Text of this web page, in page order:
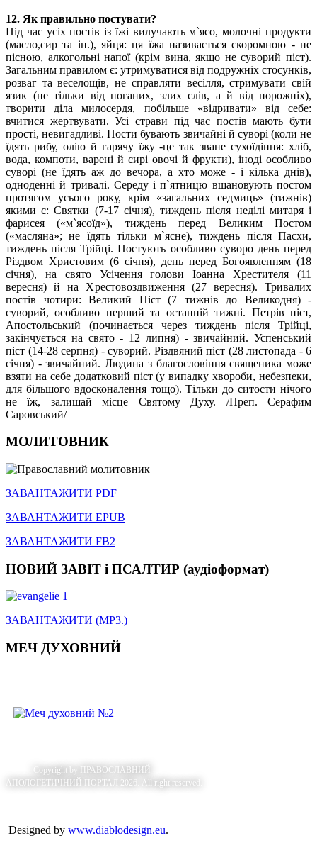
12. Як правильно постувати?
Під час усіх постів із їжі вилучають м`ясо, молочні продукти
(масло,сир та ін.), яйця: ця їжа називається скоромною - не
пісною, алкогольні напої (крім вина, якщо не суворий піст).
Загальним правилом є: утримуватися від подружніх стосунків,
розваг та веселощів, не справляти весілля, стримувати свій
язик (не тільки від поганих, злих слів, а й від порожніх),
творити діла милосердя, побільше «відривати» від себе:
вчитися жертвувати. Усі страви під час постів мають бути
прості, невигадливі. Пости бувають звичайні й суворі (коли не
їдять рибу, олію й гарячу їжу -це так зване сухоїдіння: хліб,
вода, компоти, варені й сирі овочі й фрукти), іноді особливо
суворі (не їдять аж до вечора, а хто може - і кілька днів),
одноденні й тривалі. Середу і п`ятницю вшановують постом
протягом усього року, крім «загальних седмиць» (тижнів)
якими є: Святки (7-17 січня), тиждень після неділі митаря і
фарисея («м`ясоїд»), тиждень перед Великим Постом
(«масляна»; не їдять тільки м`ясне), тиждень після Пасхи,
тиждень після Трійці. Постують особливо суворо день перед
Різдвом Христовим (6 січня), день перед Богоявленням (18
січня), на свято Усічення голови Іоанна Хрестителя (11
вересня) й на Хрестовоздвиження (27 вересня). Тривалих
постів чотири: Великий Піст (7 тижнів до Великодня) -
суворий, особливо перший та останній тижні. Петрів піст,
Апостольський (починається через тиждень після Трійці,
закінчується на свято - 12 липня) - звичайний. Успенський
піст (14-28 серпня) - суворий. Різдвяний піст (28 листопада - 6
січня) - звичайний. Людина з благословіння священика може
взяти на себе додатковий піст (у випадку хвороби, небезпеки,
для більшого вдосконалення тощо). Тільки до ситости нічого
не їж, залишай місце Святому Духу. /Преп. Серафим
Саровський/
МОЛИТОВНИК
ЗАВАНТАЖИТИ PDF
ЗАВАНТАЖИТИ EPUB
ЗАВАНТАЖИТИ FB2
НОВИЙ ЗАВІТ і ПСАЛТИР (аудіоформат)
ЗАВАНТАЖИТИ (MP3.)
МЕЧ ДУХОВНИЙ
Copyright by
ПРАВОСЛАВНИЙ
АПОЛОГЕТИЧНИЙ ПОРТАЛ 2026. All right reserved.
Designed by www.diablodesign.eu.